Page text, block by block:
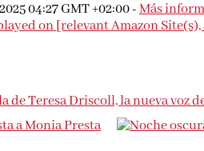
04:27 GMT +02:00 -Más
on [relevant Amazon
de Teresa Driscoll, la nueva voz
a Monia Presta